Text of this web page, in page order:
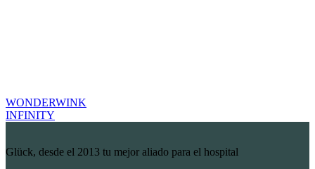
WONDERWINK
INFINITY
Glück, desde el 2013 tu mejor aliado para el hospital